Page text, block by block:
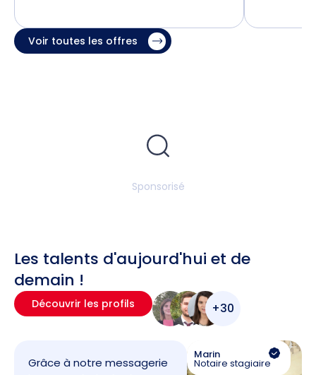
Voir toutes les offres
Sponsorisé
Les talents d'aujourd'hui et de
demain !
Découvrir les profils +30
Grâce à notre messagerie
Marin
Notaire stagiaire